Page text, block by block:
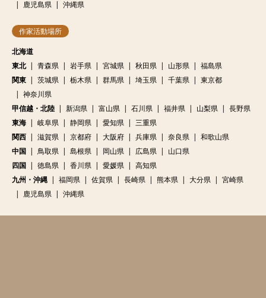
鹿児島県
沖縄県
作家活動場所
北海道
東北
青森県 岩手県 宮城県 秋田県 山形県
福島県
関東
茨城県 栃木県 群馬県 埼玉県 千葉県
東京都
神奈川県
甲信越・北陸
新潟県 富山県 石川県 福井県 山梨県
長野県
東海
岐阜県 静岡県 愛知県
三重県
関西
滋賀県 京都府 大阪府 兵庫県 奈良県
和歌山県
中国
鳥取県 島根県 岡山県 広島県
山口県
四国
徳島県 香川県 愛媛県
高知県
九州・沖縄
福岡県 佐賀県 長崎県 熊本県 大分県
宮崎県
鹿児島県
沖縄県